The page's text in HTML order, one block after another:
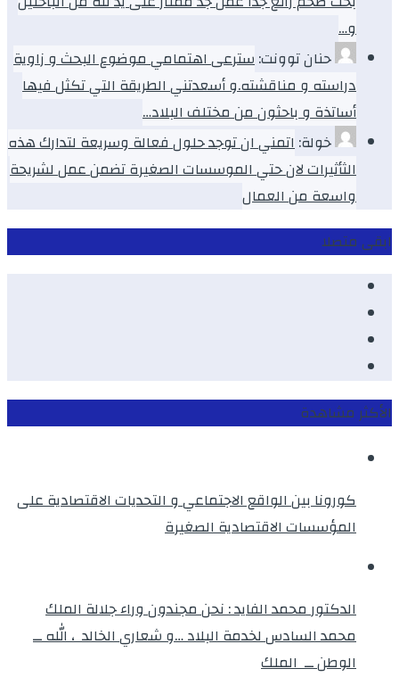
و…
حنان توونت:سترعى اهتمامي موضوع البحث و زاوية
دراسته و مناقشته.و أسعدتني الطريقة التي تكثل فيها
أساتذة و باحثون من مختلف البلاد…
خولة:اتمني ان توجد حلول فعالة وسريعة لتدارك هذه
الثأثيرات لان حتي الموسسات الصغيرة تضمن عمل لشريحة
واسعة من العمال
ابقى متصلا
الأكثر مشاهدة
كورونا بين الواقع الاجتماعي و التحديات الاقتصادية على
المؤسسات الاقتصادية الصغيرة
الدكتور محمد الفايد : نحن مجندون وراء جلالة الملك
محمد السادس لخدمة البلاد …و شعاري الخالد ، الله ــ
الوطن ــ الملك